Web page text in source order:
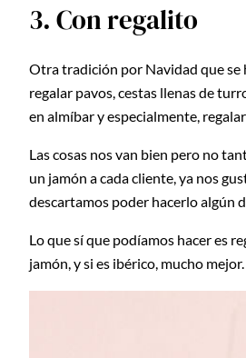
3. Con regalito
Otra tradición por Navidad que se
regalar pavos, cestas llenas de
en almíbar y especialmente,
Las cosas nos van bien pero no
un jamón a cada cliente, ya nos
descartamos poder hacerlo algún
Lo que sí que podíamos hacer es
jamón, y si es ibérico, mucho mejor.